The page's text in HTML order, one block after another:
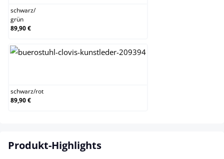
schwarz/
grün
89,90 €
schwarz/rot
89,90 €
Produkt-Highlights